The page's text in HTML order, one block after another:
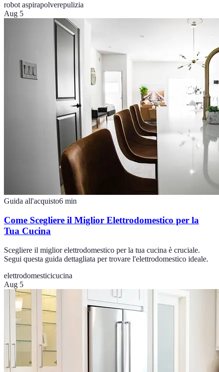
robot aspirapolverepulizia
Aug 5
Guida all'acquisto6 min
Come Scegliere il Miglior Elettrodomestico per la
Tua Cucina
Scegliere il miglior elettrodomestico per la tua cucina è cruciale.
Segui questa guida dettagliata per trovare l'elettrodomestico ideale.
elettrodomesticicucina
Aug 5